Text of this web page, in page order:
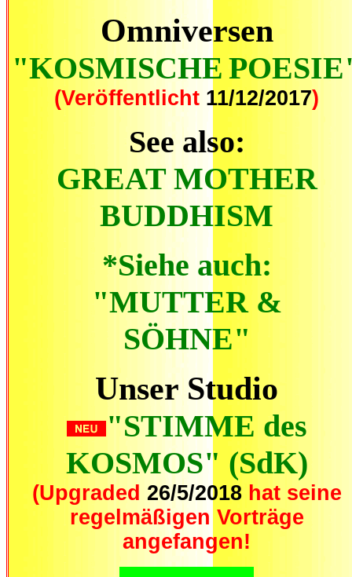
Omniversen
"KOSMISCHE
(Veröffentlicht 11/12/2017)
See also:
GREAT MOTHER
BUDDHISM
*Siehe auch:
"MUTTER &
SÖHNE"
Unser Studio
"STIMME des
KOSMOS" (SdK)
(Upgraded 26/5/2018hat seine
regelmäßigen Vorträge
angefangen!